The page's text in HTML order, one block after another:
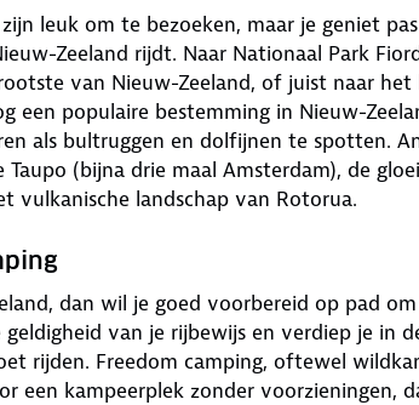
leuk om te bezoeken, maar je geniet
Zeeland rijdt. Naar Nationaal Park
van Nieuw-Zeeland, of juist naar
een populaire bestemming in Nieuw-
als bultruggen en dolfijnen te spotten.
(bijna drie maal Amsterdam), de
vulkanische landschap van Rotorua.
dan wil je goed voorbereid op pad
van je rijbewijs en verdiep je in
rijden. Freedom camping, oftewel
een kampeerplek zonder voorzieningen,